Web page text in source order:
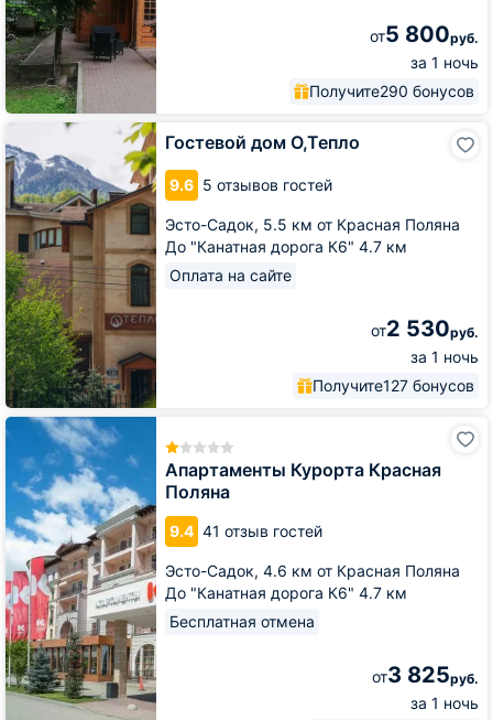
от5 800руб.
за 1 ночь
Получите290 бонусов
Гостевой дом О,Тепло
9.6 5 отзывов гостей
Эсто-Садок, 5.5 км от Красная Поляна
До "Канатная дорога К6" 4.7 км
Оплата на сайте
от2 530руб.
за 1 ночь
Получите127 бонусов
дом
О,Тепло
Апартаменты Курорта Красная
Поляна
9.4 41 отзыв гостей
Эсто-Садок, 4.6 км от Красная Поляна
До "Канатная дорога К6" 4.7 км
Бесплатная отмена
от3 825руб.
за 1 ночь
Апартаменты
Курорта
Красная
Поляна